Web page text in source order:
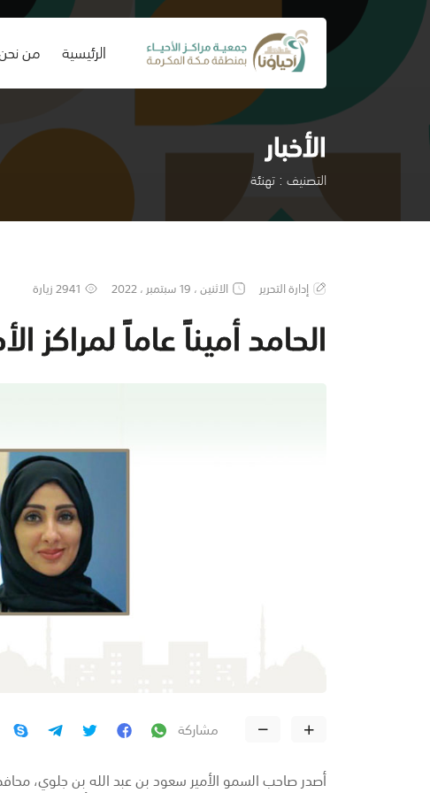
الرئيسية
(current) من
الأخبار
التصنيف : تهنئة
إدارة التحرير الاثنين ، 19 سبتمبر ، 2022 2941 زيارة
الحامد أميناً عاماً لمراكز
مشاركة
أصدر صاحب السمو الأمير سعود بن عبد الله بن جلوي،